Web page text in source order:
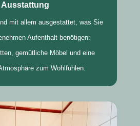
Ausstattung
mit allem ausgestattet, was Sie
Aufenthalt benötigen:
gemütliche Möbel und eine
zum Wohlfühlen.